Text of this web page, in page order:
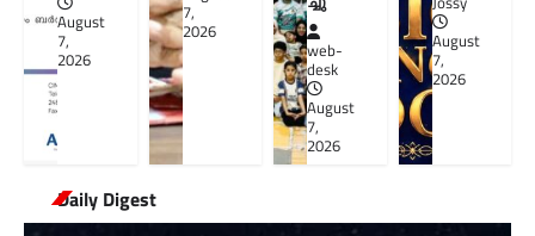
August
7,
2026
7,
2026
web-
desk
August
7,
2026
August
7,
2026
Daily Digest